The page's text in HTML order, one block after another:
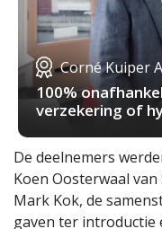
Corné Kuiper
100%
verzekering of
De deelnemers
Koen Oosterwaal
Mark Kok, de
gaven ter introductie